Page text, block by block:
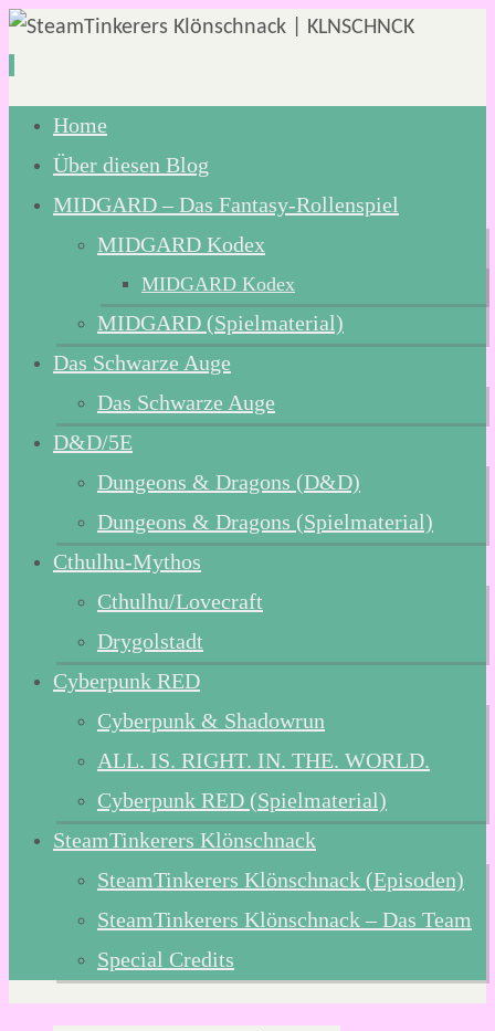
Zum
Inhalt
springen
Home
Über diesen Blog
MIDGARD – Das Fantasy-Rollenspiel
MIDGARD Kodex
MIDGARD Kodex
MIDGARD (Spielmaterial)
Das Schwarze Auge
Das Schwarze Auge
D&D/5E
Dungeons & Dragons (D&D)
Dungeons & Dragons (Spielmaterial)
Cthulhu-Mythos
Cthulhu/Lovecraft
Drygolstadt
Cyberpunk RED
Cyberpunk & Shadowrun
ALL. IS. RIGHT. IN. THE. WORLD.
Cyberpunk RED (Spielmaterial)
SteamTinkerers Klönschnack
SteamTinkerers Klönschnack (Episoden)
SteamTinkerers Klönschnack – Das Team
Special Credits